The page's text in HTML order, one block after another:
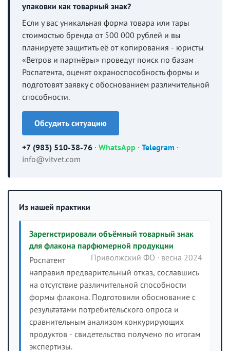
упаковки как товарный знак?
Если у вас уникальная форма товара или тары
стоимостью бренда от 500 000 рублей и вы
планируете защитить её от копирования - юристы
«Ветров и партнёры» проведут поиск по базам
Роспатента, оценят охраноспособность формы и
подготовят заявку с обоснованием различительной
способности.
Обсудить ситуацию
+7 (983) 510-38-76 · WhatsApp · Telegram ·
info@vitvet.com
Из нашей практики
Зарегистрировали объёмный товарный знак
для флакона парфюмерной продукции
Приволжский ФО · весна 2024
Роспатент
направил предварительный отказ, сославшись
на отсутствие различительной способности
формы флакона. Подготовили обоснование с
результатами потребительского опроса и
сравнительным анализом конкурирующих
продуктов - свидетельство получено по итогам
экспертизы.